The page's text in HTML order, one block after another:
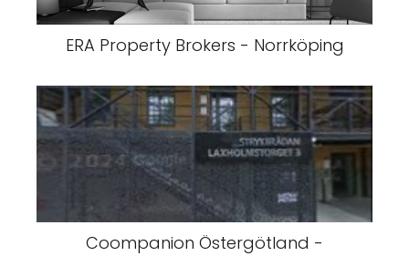
ERA Property Brokers - Norrköping
Coompanion Östergötland -